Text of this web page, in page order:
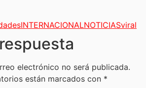
INTERNACIONALNOTICIASviral
electrónico no será publicada.
están marcados con *